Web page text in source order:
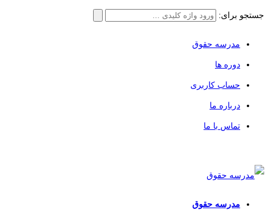
جستجو برای:
مدرسه حقوق
دوره ها
حساب کاربری
درباره ما
تماس با ما
مدرسه حقوق